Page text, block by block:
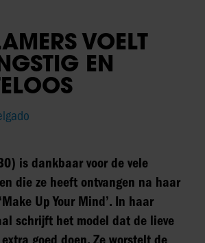
VOELT
EN
is dankbaar voor de vele
die ze heeft ontvangen na haar
Up Your Mind’. In haar
schrijft het model dat de lieve